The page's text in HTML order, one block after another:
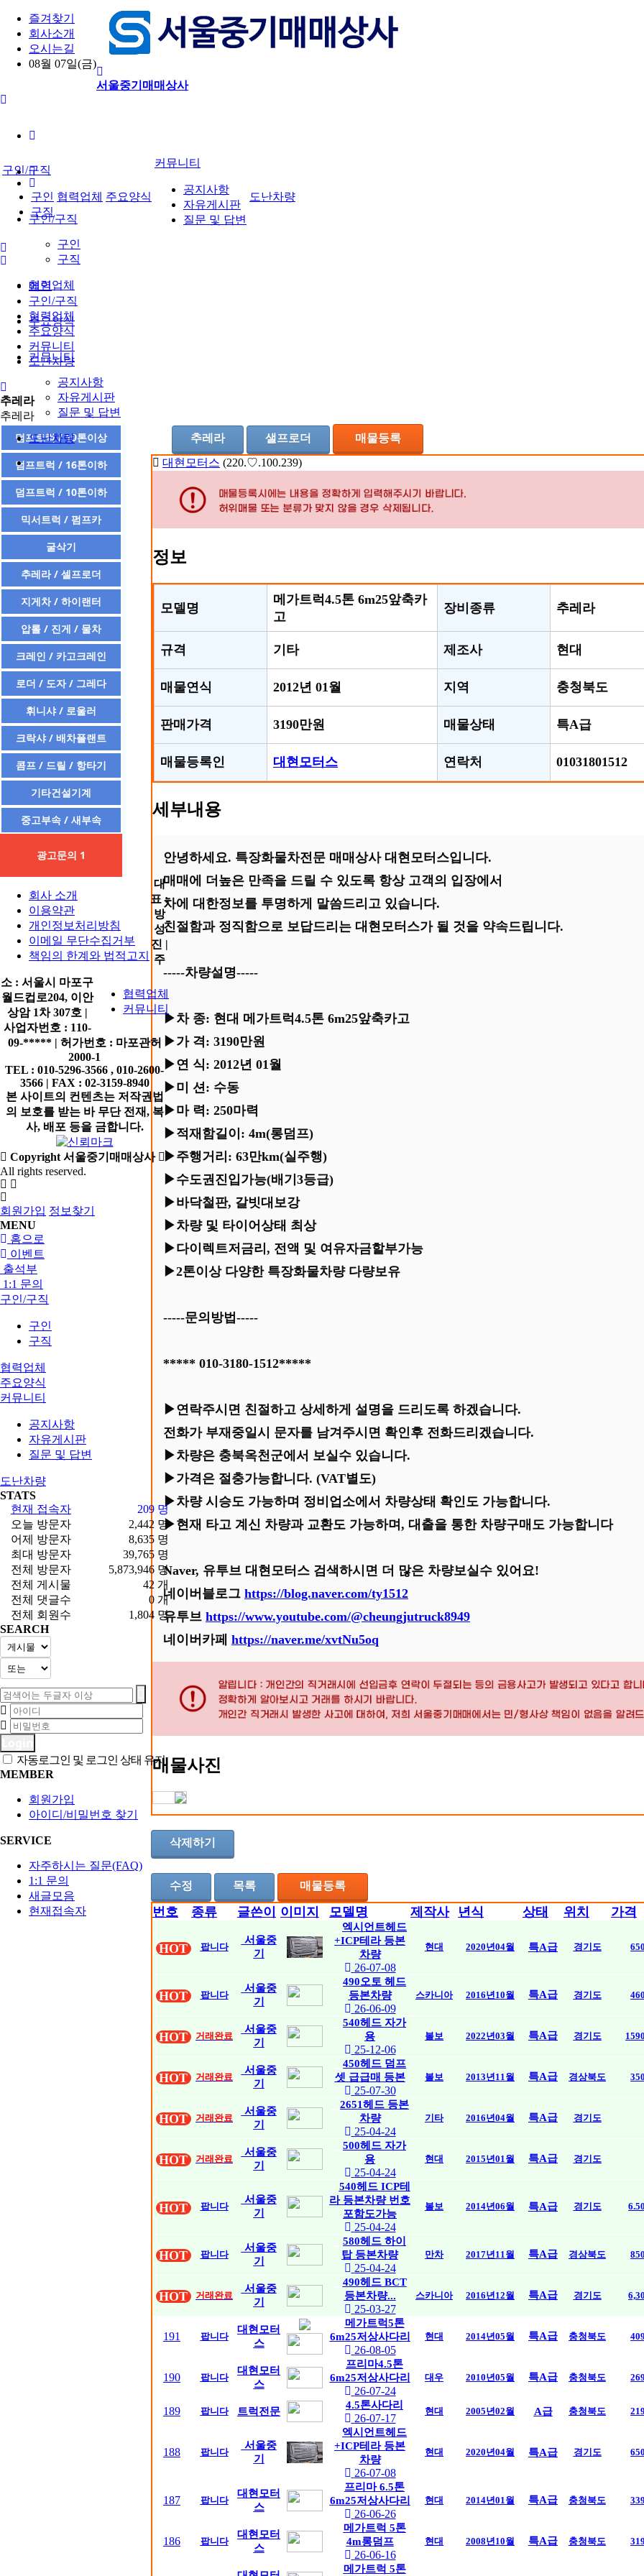
즐겨찾기
회사소개
오시는길
08월 07일(금)
서울중기매매상사
구인/구직
구인
구직
협력업체
주요양식
커뮤니티
공지사항
자유게시판
질문 및 답변
도난차량
구인/구직
구인
구직
협력업체 주요양식
커뮤니티
공지사항
자유게시판
질문 및 답변
도난차량
메인
구인/구직
협력업체
주요양식
커뮤니티
도난차량
추레라
추레라
대현모터스 (220.♡.100.239)
정보
모델명
메가트럭4.5톤 6m25앞축카
고
장비종류 추레라
규격 기타 제조사 현대
매물연식 2012년 01월 지역 충청북도
판매가격 3190만원 매물상태 특A급
매물등록인 대현모터스 연락처 01031801512
세부내용
안녕하세요. 특장화물차전문 매매상사 대현모터스입니다.
매매에 더높은 만족을 드릴 수 있도록 항상 고객의 입장에서
차에 대한정보를 투명하게 말씀드리고 있습니다.
친절함과 정직함으로 보답드리는 대현모터스가 될 것을 약속드립니다.
-----차량설명-----
▶차 종: 현대 메가트럭4.5톤 6m25앞축카고
▶가 격: 3190만원
▶연 식: 2012년 01월
▶미 션: 수동
▶마 력: 250마력
▶적재함길이: 4m(롱덤프)
▶주행거리: 63만km(실주행)
▶수도권진입가능(배기3등급)
▶바닥철판, 갈빗대보강
▶차량 및 타이어상태 최상
▶다이렉트저금리, 전액 및 여유자금할부가능
▶2톤이상 다양한 특장화물차량 다량보유
-----문의방법-----
***** 010-3180-1512*****
▶연락주시면 친절하고 상세하게 설명을 드리도록 하겠습니다.
전화가 부재중일시 문자를 남겨주시면 확인후 전화드리겠습니다.
▶차량은 충북옥천군에서 보실수 있습니다.
▶가격은 절충가능합니다. (VAT별도)
▶차량 시승도 가능하며 정비업소에서 차량상태 확인도 가능합니다.
▶현재 타고 계신 차량과 교환도 가능하며, 대출을 통한 차량구매도 가능합니다
Naver, 유투브 대현모터스 검색하시면 더 많은 차량보실수 있어요!
네이버블로그 https://blog.naver.com/ty1512
유투브 https://www.youtube.com/@cheungjutruck8949
네이버카페 https://naver.me/xvtNu5oq
매물사진
삭제하기
수정 목록 매물등록
추레라 샐프로더 매물등록
번호 종류 글쓴이 이미지 모델명 제작사 년식 상태 위치 가격
HOT 팝니다
서울중
기
엑시언트헤드
+ICP테라 등본
차량
26-07-08
현대 2020년04월 특A급 경기도
HOT 팝니다
서울중
기
490오토 헤드
등본차량
26-06-09
스카니아 2016년10월 특A급 경기도
HOT 거래완료
서울중
기
540헤드 자가
용
25-12-06
볼보 2022년03월 특A급 경기도
HOT 거래완료
서울중
기
450헤드 덤프
셋 급급매 등본
25-07-30
볼보 2013년11월 특A급 경상북도
HOT 거래완료
서울중
기
2651헤드 등본
차량
25-04-24
기타 2016년04월 특A급 경기도
HOT 거래완료
서울중
기
500헤드 자가
용
25-04-24
현대 2015년01월 특A급 경기도
HOT 팝니다
서울중
기
540헤드 ICP테
라 등본차량 번호
포함도가능
25-04-24
볼보 2014년06월 특A급 경기도
HOT 팝니다
서울중
기
580헤드 하이
탑 등본차량
25-04-24
만차 2017년11월 특A급 경상북도
HOT 거래완료
서울중
기
490헤드 BCT
등본차량...
25-03-27
스카니아 2016년12월 특A급 경기도
191 팝니다
대현모터
스
메가트럭5톤
6m25저상사다리
26-08-05
현대 2014년05월 특A급 충청북도
190 팝니다
대현모터
스
프리마4.5톤
6m25저상사다리
26-07-24
대우 2010년05월 특A급 충청북도
189 팝니다 트럭전문
4.5톤사다리
26-07-17
현대 2005년02월 A급 충청북도
188 팝니다
서울중
기
엑시언트헤드
+ICP테라 등본
차량
26-07-08
현대 2020년04월 특A급 경기도
187 팝니다
대현모터
스
프리마 6.5톤
6m25저상사다리
26-06-26
현대 2014년01월 특A급 충청북도
186 팝니다
대현모터
스
메가트럭 5톤
4m롱덤프
26-06-16
현대 2008년10월 특A급 충청북도
메가트럭 5톤
덤프트럭 / 19톤이상
덤프트럭 / 16톤이하
덤프트럭 / 10톤이하
믹서트럭 / 펌프카
굴삭기
추레라 / 셀프로더
지게차 / 하이랜터
압롤 / 진게 / 물차
크레인 / 카고크레인
로더 / 도자 / 그레다
휘니샤 / 로울러
크락샤 / 배차플랜트
콤프 / 드릴 / 항타기
기타건설기계
중고부속 / 새부속
광고문의 1
회사 소개
이용약관
개인정보처리방침
이메일 무단수집거부
책임의 한계와 법적고지
협력업체
커뮤니티
대
표 :
방
성
진 |
주
소 : 서울시 마포구
월드컵로204, 이안
상암 1차 307호 |
사업자번호 : 110-
09-***** | 허가번호 : 마포관허
2000-1
TEL : 010-5296-3566 , 010-2600-
3566 | FAX : 02-3159-8940
본 사이트의 컨텐츠는 저작권법
의 보호를 받는 바 무단 전재, 복
사, 배포 등을 금합니다.
Copyright 서울중기매매상사
All rights reserved.
회원가입 정보찾기
MENU
홈으로
이벤트
출석부
1:1 문의
구인/구직
구인
구직
협력업체
주요양식
커뮤니티
공지사항
자유게시판
질문 및 답변
도난차량
STATS
209 명
현재 접속자
2,442 명
오늘 방문자
8,635 명
어제 방문자
39,765 명
최대 방문자
5,873,946 명
전체 방문자
42 개
전체 게시물
0 개
전체 댓글수
1,804 명
전체 회원수
SEARCH
자동로그인 및 로그인 상태 유지
MEMBER
회원가입
아이디/비밀번호 찾기
SERVICE
자주하시는 질문(FAQ)
1:1 문의
새글모음
현재접속자